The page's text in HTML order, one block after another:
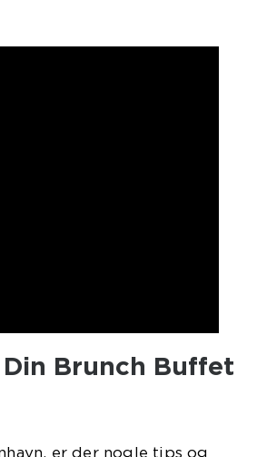
Brunch Buffet
er der nogle tips og